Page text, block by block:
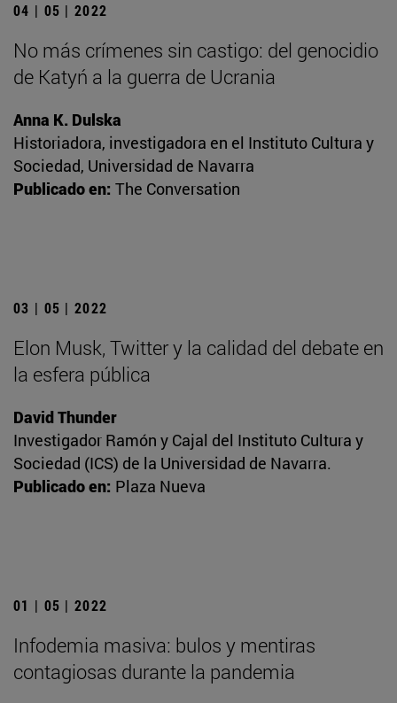
04 | 05 | 2022
No más crímenes sin castigo: del genocidio
de Katyń a la guerra de Ucrania
Anna K. Dulska
Historiadora, investigadora en el Instituto Cultura y
Sociedad, Universidad de Navarra
Publicado en: The Conversation
03 | 05 | 2022
Elon Musk, Twitter y la calidad del debate en
la esfera pública
David Thunder
Investigador Ramón y Cajal del Instituto Cultura y
Sociedad (ICS) de la Universidad de Navarra.
Publicado en: Plaza Nueva
01 | 05 | 2022
Infodemia masiva: bulos y mentiras
contagiosas durante la pandemia